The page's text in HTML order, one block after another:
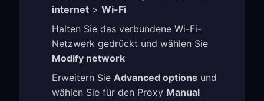
internet > Wi-Fi
Halten Sie das verbundene Wi-Fi-
Netzwerk gedrückt und wählen Sie
Modify network
Erweitern Sie Advanced options und
wählen Sie für den Proxy Manual